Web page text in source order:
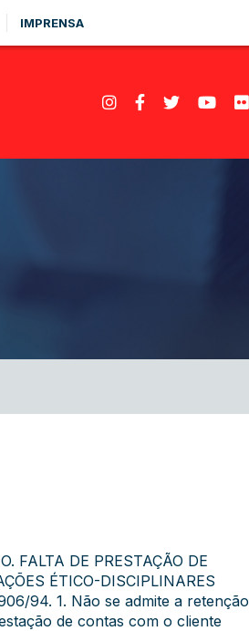
IMPRENSA
FALTA DE PRESTAÇÃO DE
ÉTICO-DISCIPLINARES
94. 1. Não se admite a retenção
de contas com o cliente